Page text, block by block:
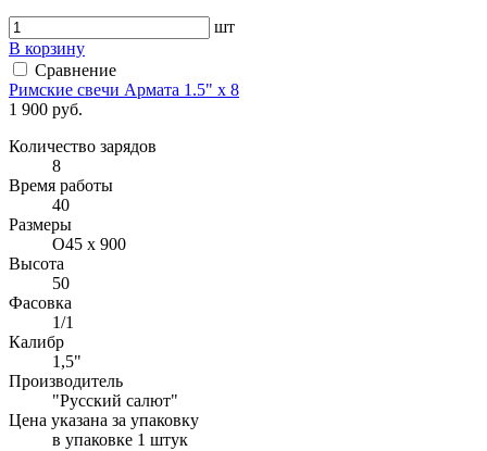
шт
В корзину
Сравнение
Римские свечи Армата 1.5" x 8
1 900 руб.
Количество зарядов
8
Время работы
40
Размеры
O45 х 900
Высота
50
Фасовка
1/1
Калибр
1,5"
Производитель
"Русский салют"
Цена указана за упаковку
в упаковке 1 штук